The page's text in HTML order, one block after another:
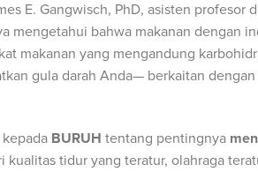
E. Gangwisch, PhD, asisten profesor
mengetahui bahwa makanan dengan
makanan yang mengandung
gula darah Anda— berkaitan
BURUH tentang pentingnya
kualitas tidur yang teratur, olahraga